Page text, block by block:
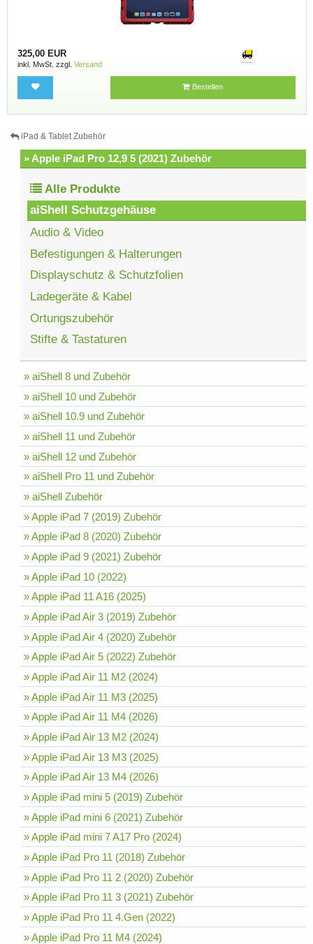
325,00 EUR
inkl. MwSt. zzgl. Versand
Bestellen
iPad & Tablet Zubehör
» Apple iPad Pro 12,9 5 (2021) Zubehör
Alle Produkte
aiShell Schutzgehäuse
Audio & Video
Befestigungen & Halterungen
Displayschutz & Schutzfolien
Ladegeräte & Kabel
Ortungszubehör
Stifte & Tastaturen
» aiShell 8 und Zubehör
» aiShell 10 und Zubehör
» aiShell 10.9 und Zubehör
» aiShell 11 und Zubehör
» aiShell 12 und Zubehör
» aiShell Pro 11 und Zubehör
» aiShell Zubehör
» Apple iPad 7 (2019) Zubehör
» Apple iPad 8 (2020) Zubehör
» Apple iPad 9 (2021) Zubehör
» Apple iPad 10 (2022)
» Apple iPad 11 A16 (2025)
» Apple iPad Air 3 (2019) Zubehör
» Apple iPad Air 4 (2020) Zubehör
» Apple iPad Air 5 (2022) Zubehör
» Apple iPad Air 11 M2 (2024)
» Apple iPad Air 11 M3 (2025)
» Apple iPad Air 11 M4 (2026)
» Apple iPad Air 13 M2 (2024)
» Apple iPad Air 13 M3 (2025)
» Apple iPad Air 13 M4 (2026)
» Apple iPad mini 5 (2019) Zubehör
» Apple iPad mini 6 (2021) Zubehör
» Apple iPad mini 7 A17 Pro (2024)
» Apple iPad Pro 11 (2018) Zubehör
» Apple iPad Pro 11 2 (2020) Zubehör
» Apple iPad Pro 11 3 (2021) Zubehör
» Apple iPad Pro 11 4.Gen (2022)
» Apple iPad Pro 11 M4 (2024)